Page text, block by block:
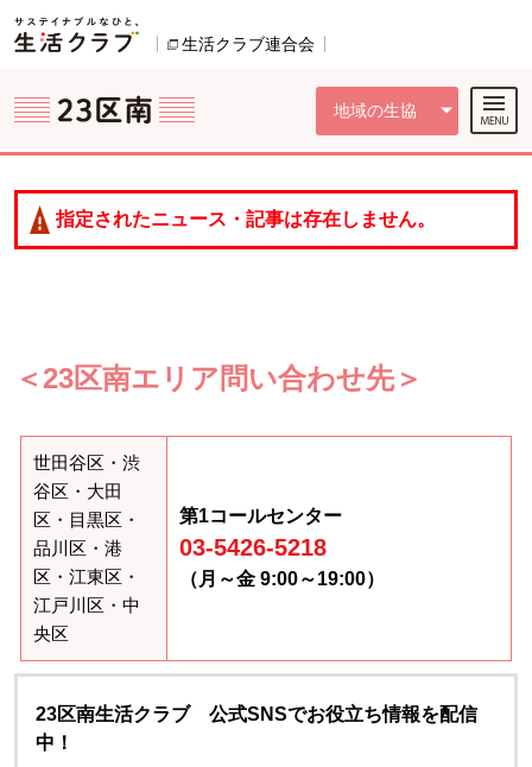
ページの先頭です。
生活クラブ連合会
地域の生協
ここからサイト内共通メニューです。
サイト内共通メニューをスキップする
サイト内共通メニューここまで。
指定されたニュース・記事は存在しません。
＜23区南エリア問い合わせ先＞
世田谷区・渋
谷区・大田
区・目黒区・
品川区・港
区・江東区・
江戸川区・中
央区
第1コールセンター
03-5426-5218
（月～金 9:00～19:00）
23区南生活クラブ 公式SNSでお役立ち情報を配信
中！